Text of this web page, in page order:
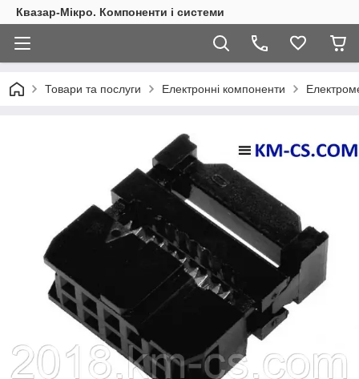
Квазар-Мікро. Компоненти і системи
Товари та послуги Електронні компоненти